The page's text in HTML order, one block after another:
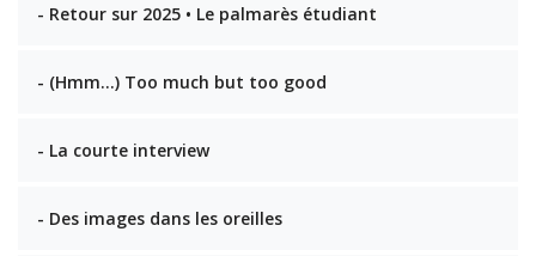
- Retour sur 2025 • Le palmarès étudiant
- (Hmm…) Too much but too good
- La courte interview
- Des images dans les oreilles